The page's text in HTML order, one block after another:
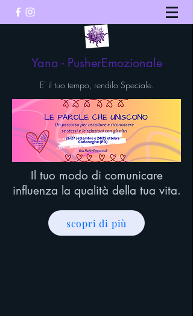
Yana - PusherEmozionale
E' il tuo tempo, rendilo Speciale.
Il tuo modo di comunicare
influenza la qualità della tua vita.
scopri di più